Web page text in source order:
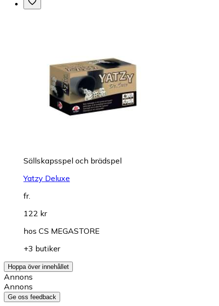
Sällskapsspel och brädspel
Yatzy Deluxe
fr.
122 kr
hos CS MEGASTORE
+3 butiker
Hoppa över innehållet
Annons
Annons
Ge oss feedback